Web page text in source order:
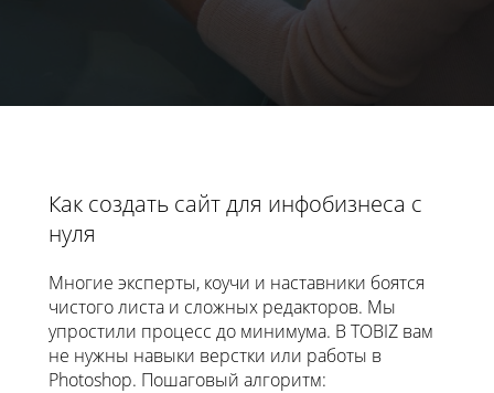
Как создать сайт для инфобизнеса с
нуля
Многие эксперты, коучи и наставники боятся
чистого листа и сложных редакторов. Мы
упростили процесс до минимума. В TOBIZ вам
не нужны навыки верстки или работы в
Photoshop. Пошаговый алгоритм: